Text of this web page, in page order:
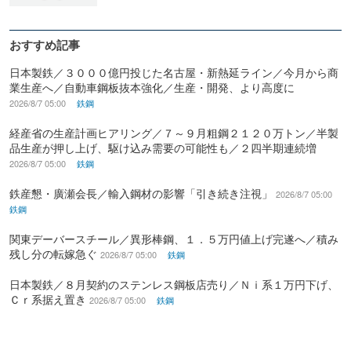
おすすめ記事
日本製鉄／３０００億円投じた名古屋・新熱延ライン／今月から商
業生産へ／自動車鋼板抜本強化／生産・開発、より高度に
2026/8/7 05:00 鉄鋼
経産省の生産計画ヒアリング／７～９月粗鋼２１２０万トン／半製
品生産が押し上げ、駆け込み需要の可能性も／２四半期連続増
2026/8/7 05:00 鉄鋼
鉄産懇・廣瀬会長／輸入鋼材の影響「引き続き注視」
2026/8/7 05:00
鉄鋼
関東デーバースチール／異形棒鋼、１．５万円値上げ完遂へ／積み
残し分の転嫁急ぐ 2026/8/7 05:00 鉄鋼
日本製鉄／８月契約のステンレス鋼板店売り／Ｎｉ系１万円下げ、
Ｃｒ系据え置き 2026/8/7 05:00 鉄鋼